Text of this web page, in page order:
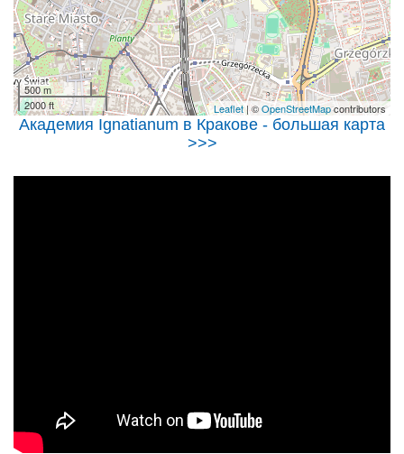
500 m
2000 ft
Leaflet| ©OpenStreetMapcontributors
Академия Ignatianum в Кракове - большая карта
>>>